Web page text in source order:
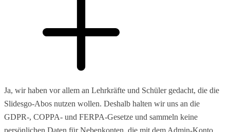
Ja, wir haben vor allem an Lehrkräfte und Schüler gedacht, die die
Slidesgo-Abos nutzen wollen. Deshalb halten wir uns an die
GDPR-, COPPA- und FERPA-Gesetze und sammeln keine
persönlichen Daten für Nebenkonten, die mit dem Admin-Konto